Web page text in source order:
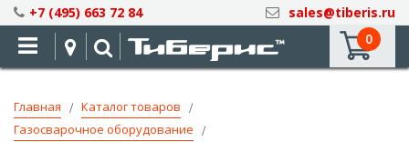
Skip
to
Content
+7 (495) 663 72 84
sales@tiberis.ru
0
Главная
Каталог товаров
Газосварочное оборудование